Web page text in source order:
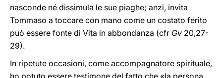
nasconde né dissimula le sue piaghe; anzi, invita
Tommaso a toccare con mano come un costato ferito
può essere fonte di Vita in abbondanza (cfr Gv 20,27-
29).
In ripetute occasioni, come accompagnatore spirituale,
ho potuto essere testimone del fatto che «la persona